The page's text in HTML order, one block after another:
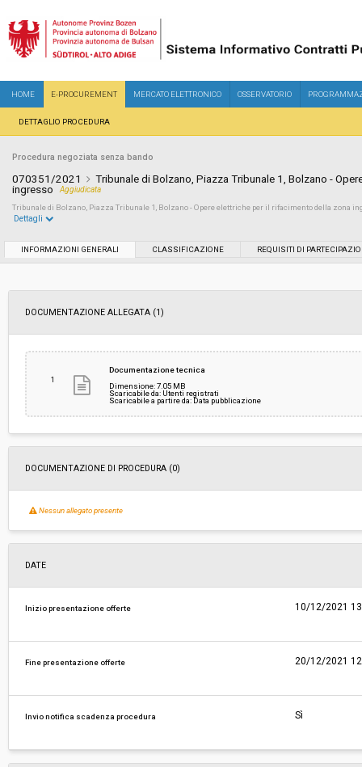
HOME E-PROCUREMENT MERCATO ELETTRONICO OSSERVATORIO
DETTAGLIO PROCEDURA
Procedura negoziata senza bando
070351/2021
Tribunale di Bolzano, Piazza Tribunale 1, Bolzano -
ingresso
Aggiudicata
Tribunale di Bolzano, Piazza Tribunale 1, Bolzano - Opere elettriche per il rifacimento della zona
Data pubblicazione:
Svolgimento:
Pubblicata da: -
Dettagli
INFORMAZIONI GENERALI CLASSIFICAZIONE REQUISITI DI
DOCUMENTAZIONE ALLEGATA (1)
1
Documentazione tecnica
Dimensione: 7.05 MB
Scaricabile da: Utenti registrati
Scaricabile a partire da: Data pubblicazione
DOCUMENTAZIONE DI PROCEDURA (0)
Nessun allegato presente
DATE
Inizio presentazione offerte 10/12/2021
Fine presentazione offerte 20/12/2021
Invio notifica scadenza procedura Sì